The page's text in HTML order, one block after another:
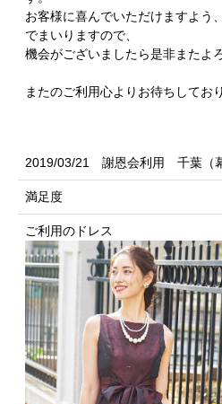
お客様に喜んでいただけますよう
でまいりますので、
機会がございましたら是非またよ
またのご利用心よりお待ちしてお
2019/03/21 謝恩会利用 千葉（
満足度
ご利用のドレス